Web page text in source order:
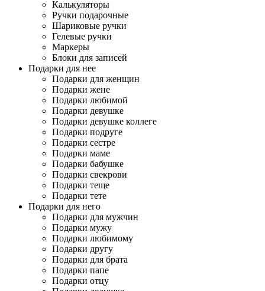
Калькуляторы
Ручки подарочные
Шариковые ручки
Гелевые ручки
Маркеры
Блоки для записей
Подарки для нее
Подарки для женщин
Подарки жене
Подарки любимой
Подарки девушке
Подарки девушке коллеге
Подарки подруге
Подарки сестре
Подарки маме
Подарки бабушке
Подарки свекрови
Подарки теще
Подарки тете
Подарки для него
Подарки для мужчин
Подарки мужу
Подарки любимому
Подарки другу
Подарки для брата
Подарки папе
Подарки отцу